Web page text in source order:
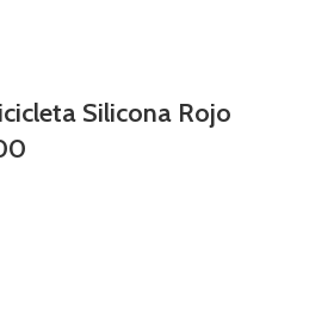
Silicona Rojo